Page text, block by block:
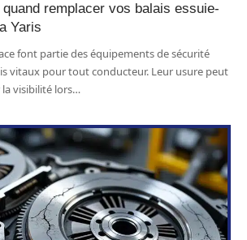
remplacer vos balais essuie-
Yaris
font partie des équipements de sécurité
vitaux pour tout conducteur. Leur usure peut
visibilité lors…